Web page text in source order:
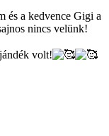
és a kedvence Gigi a
nincs velünk!
volt!